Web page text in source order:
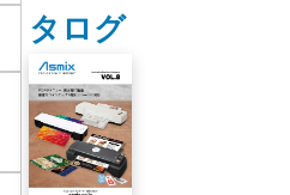
タログ